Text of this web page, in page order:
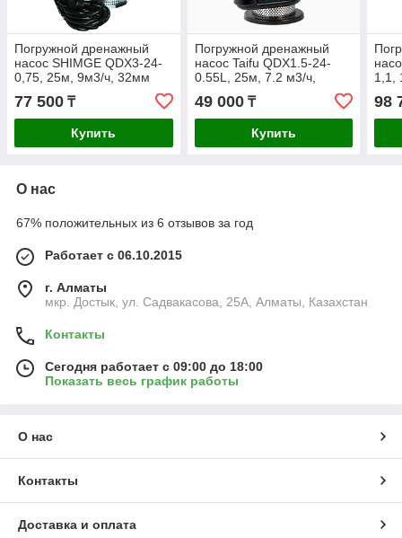
Погружной дренажный
насос SHIMGE QDX3-24-
0,75, 25м, 9м3/ч, 32мм
77 500 ₸
Купить
Погружной дренажный
насос Taifu QDX1.5-24-
0.55L, 25м, 7.2 м3/ч,
выход 25 мм
49 000₸
Купить
1,1,
98
О нас
67% положительных из 6 отзывов за год
Работает с 06.10.2015
г. Алматы
мкр. Достык, ул. Садвакасова, 25А, Алматы, Казахстан
Контакты
Сегодня работает с 09:00 до 18:00
Показать весь график работы
О нас
Контакты
Доставка и оплата